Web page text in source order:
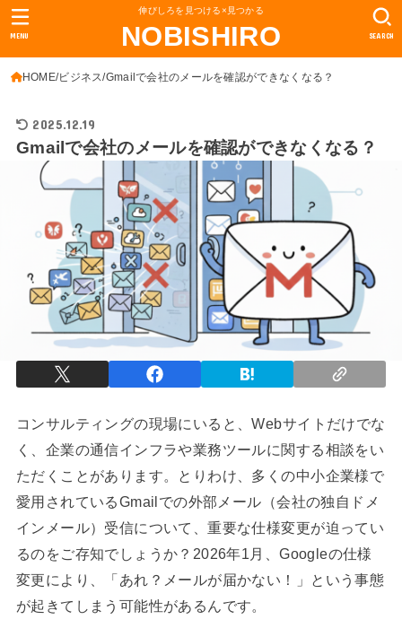
伸びしろを見つける×見つかる
NOBISHIRO SEARCH
MENU
HOME ビジネス Gmailで会社のメールを確認ができなくなる？
2025.12.19
Gmailで会社のメールを確認ができなくなる？
コンサルティングの現場にいると、Webサイトだけでな
く、企業の通信インフラや業務ツールに関する相談をい
ただくことがあります。とりわけ、多くの中小企業様で
愛用されているGmailでの外部メール（会社の独自ドメ
インメール）受信について、重要な仕様変更が迫ってい
るのをご存知でしょうか？2026年1月、Googleの仕様
変更により、「あれ？メールが届かない！」という事態
が起きてしまう可能性があるんです。